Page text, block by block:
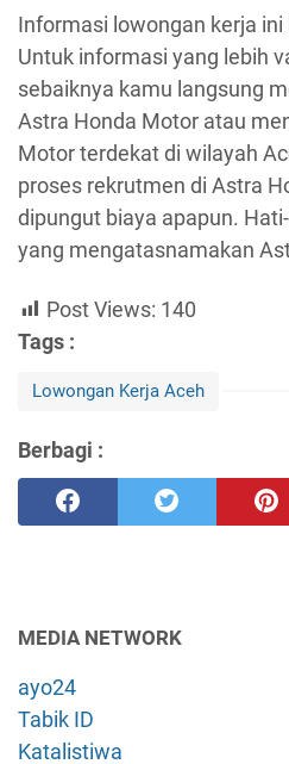
Informasi lowongan kerja
Untuk informasi yang lebih
sebaiknya kamu langsung
Astra Honda Motor atau
Motor terdekat di wilayah
proses rekrutmen di Astra
dipungut biaya apapun.
yang mengatasnamakan
Post Views: 140
Tags :
Lowongan Kerja Aceh
Berbagi :
MEDIA NETWORK
ayo24
Tabik ID
Katalistiwa